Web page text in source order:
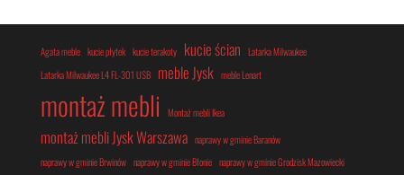
Agata meble kucie płytek kucie terakoty kucie ścian Latarka Milwaukee
Latarka Milwaukee L4 FL-301 USB meble Jysk meble Lenart
montaż mebli Montaż mebli Ikea
montaż mebli Jysk Warszawa naprawy w gminie Baranów
naprawy w gminie Brwinów naprawy w gminie Błonie naprawy w gminie Grodzisk Mazowiecki